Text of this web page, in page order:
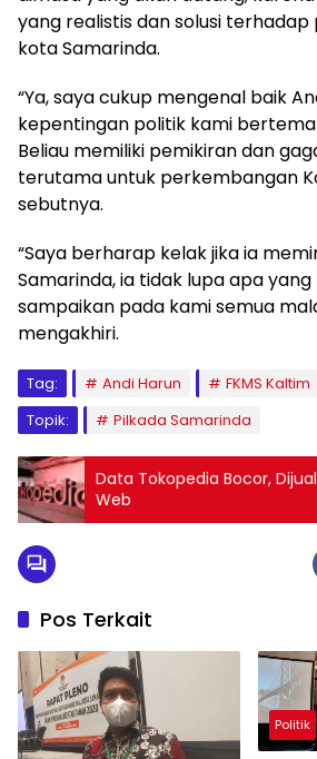
yang realistis dan solusi
kota Samarinda.
“Ya, saya cukup mengenal baik
kepentingan politik kami
Beliau memiliki pemikiran dan
terutama untuk perkembangan
sebutnya.
“Saya berharap kelak jika ia
Samarinda, ia tidak lupa apa
sampaikan pada kami semua
mengakhiri.
Tag: Andi Harun FKMS Kaltim
Topik:
Pilkada Samarinda
Data Tokopedia Bocor,
Web
Pos Terkait
Politik